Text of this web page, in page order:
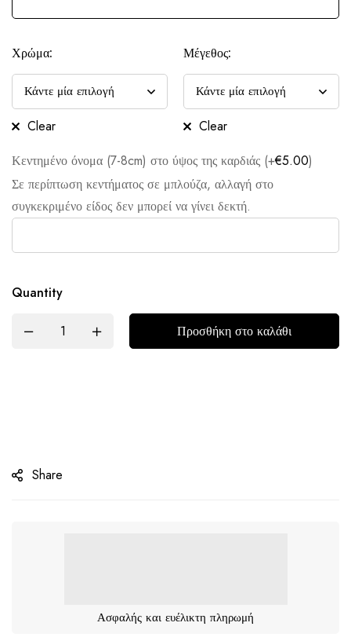
Χρώμα:
Clear
Μέγεθος:
Clear
Κεντημένο όνομα (7-8cm) στο ύψος της καρδιάς (+€5.00)
Σε περίπτωση κεντήματος σε μπλούζα, αλλαγή στο
συγκεκριμένο είδος δεν μπορεί να γίνει δεκτή.
Quantity
Προσθήκη στο καλάθι
Share
Ασφαλής και ευέλικτη πληρωμή